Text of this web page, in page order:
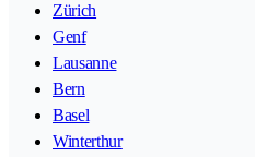
Zürich
Genf
Lausanne
Bern
Basel
Winterthur